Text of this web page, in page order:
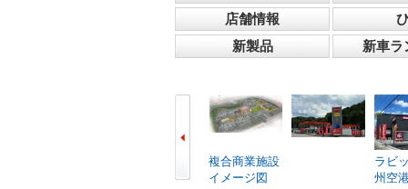
店舗情報
新製品
新車ラ
複合商業施設
イメージ図
ラビ
州空